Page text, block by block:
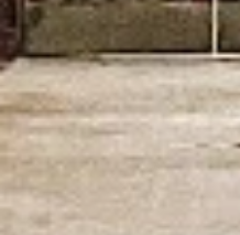
شرکت سهامی خاص
in Iran: A Complete Guide
و عملی
مشاهده ابلاغیه در سامانه ثنا (عدل
راهنمای جامع برای خریدی امن